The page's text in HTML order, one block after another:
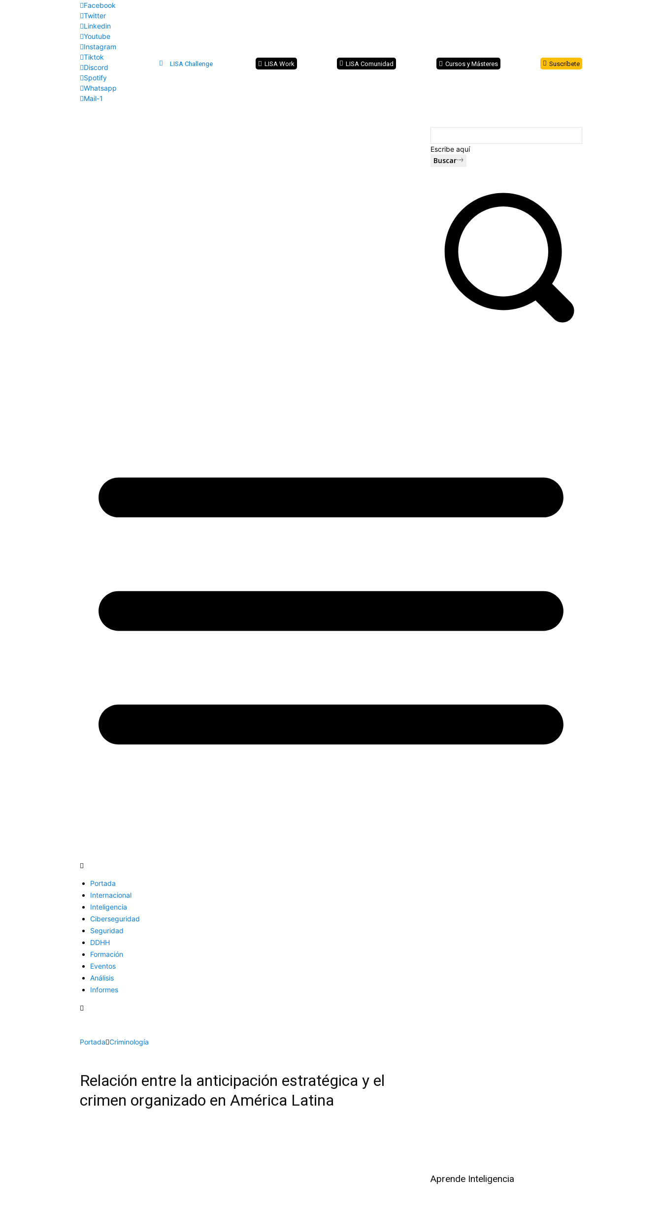
Suscríbete
Cursos y Másteres
LISA Comunidad
LISA Work
LISA Challenge
Facebook
Twitter
Linkedin
Youtube
Instagram
Tiktok
Discord
Spotify
Whatsapp
Mail-1
Escribe aquí
Buscar
Portada
Internacional
Inteligencia
Ciberseguridad
Seguridad
DDHH
Formación
Eventos
Análisis
Informes
Portada Criminología
Relación entre la anticipación estratégica y el
crimen organizado en América Latina
Aprende Inteligencia